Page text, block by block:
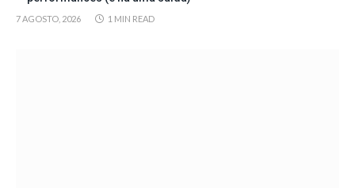
7 AGOSTO, 2026 1 MIN READ